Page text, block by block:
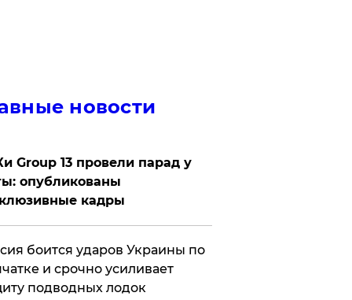
новости
Group 13 провели парад у
опубликованы
кадры
боится ударов Украины по
и срочно усиливает
подводных лодок